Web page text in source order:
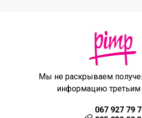
Мы не раскрываем
информацию третьим
067 927 79